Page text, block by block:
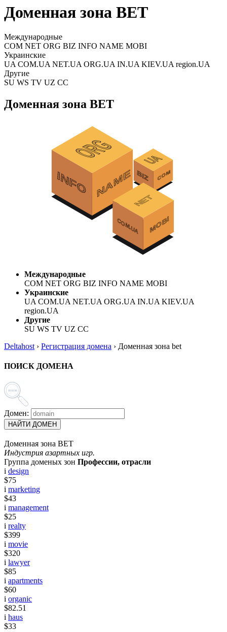
Доменная зона BET
Международные
COM NET ORG BIZ INFO NAME MOBI
Украинские
UA COM.UA NET.UA ORG.UA IN.UA KIEV.UA region.UA
Другие
SU WS TV UZ CC
Доменная зона BET
Международные
COM NET ORG BIZ INFO NAME MOBI
Украинские
UA COM.UA NET.UA ORG.UA IN.UA KIEV.UA
region.UA
Другие
SU WS TV UZ CC
Deltahost › Регистрация домена › Доменная зона bet
ПОИСК ДОМЕНА
Домен:
НАЙТИ ДОМЕН
Доменная зона BET
Индустрия азартных игр.
Группа доменых зон Профессии, отрасли
i design
$75
i marketing
$43
i management
$25
i realty
$399
i movie
$320
i lawyer
$85
i apartments
$60
i organic
$82.51
i haus
$33